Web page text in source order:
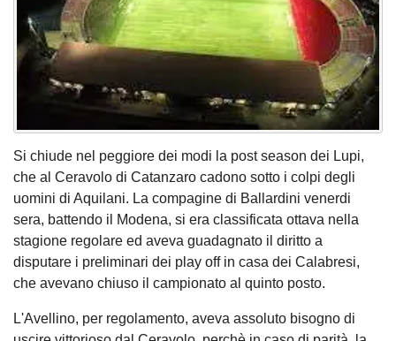
Si chiude nel peggiore dei modi la post season dei Lupi,
che al Ceravolo di Catanzaro cadono sotto i colpi degli
uomini di Aquilani. La compagine di Ballardini venerdi
sera, battendo il Modena, si era classificata ottava nella
stagione regolare ed aveva guadagnato il diritto a
disputare i preliminari dei play off in casa dei Calabresi,
che avevano chiuso il campionato al quinto posto.
L'Avellino, per regolamento, aveva assoluto bisogno di